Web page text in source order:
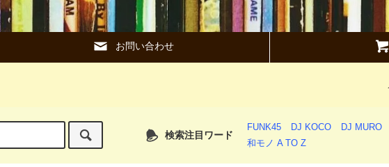
お問い合わせ
検索注目ワード
FUNK45 DJ KOCO DJ MURO
和モノ A TO Z